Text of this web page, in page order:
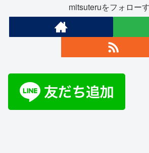
mitsuteruをフォロー